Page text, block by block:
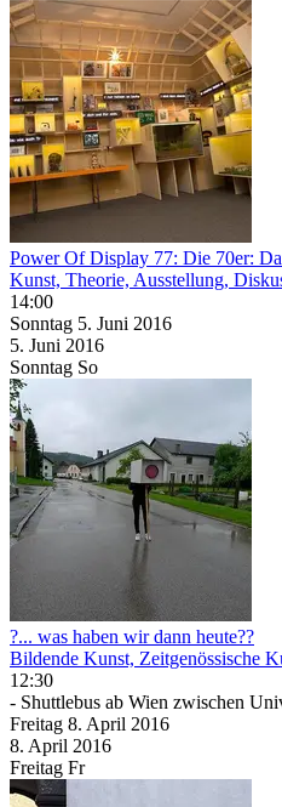
Power Of Display 77: Die 70er:
Kunst, Theorie, Ausstellung,
14:00
Sonntag 5. Juni 2016
5. Juni 2016
Sonntag So
?... was haben wir dann heute??
Bildende Kunst, Zeitgenössische
12:30
- Shuttlebus ab Wien zwischen
Freitag 8. April 2016
8. April 2016
Freitag Fr